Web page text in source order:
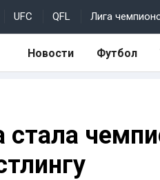
UFC QFL Лига
Новости Футбол
стала